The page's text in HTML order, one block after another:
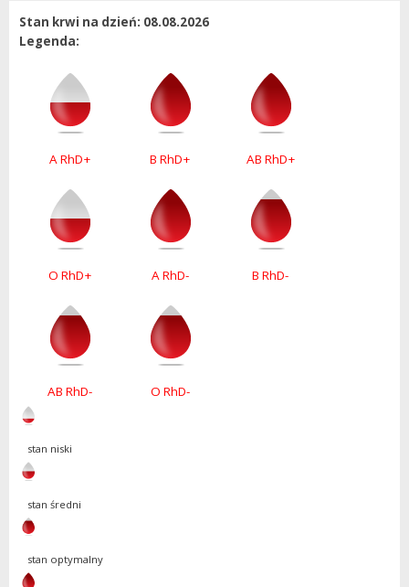
Stan krwi na dzień: 08.08.2026
Legenda:
A RhD+ B RhD+ AB RhD+
O RhD+ A RhD- B RhD-
AB RhD- O RhD-
stan niski
stan średni
stan optymalny